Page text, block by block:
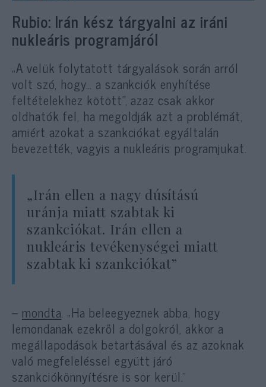
Rubio: Irán kész tárgyalni az iráni
nukleáris programjáról
„A velük folytatott tárgyalások során arról
volt szó, hogy… a szankciók enyhítése
feltételekhez kötött”, azaz csak akkor
oldhatók fel, ha megoldják azt a problémát,
amiért azokat a szankciókat egyáltalán
bevezették, vagyis a nukleáris programjukat.
„Irán ellen a nagy dúsítású
uránja miatt szabtak ki
szankciókat. Irán ellen a
nukleáris tevékenységei miatt
szabtak ki szankciókat”
– mondta. „Ha beleegyeznek abba, hogy
lemondanak ezekről a dolgokról, akkor a
megállapodások betartásával és az azoknak
való megfeleléssel együtt járó
szankciókönnyítésre is sor kerül.”